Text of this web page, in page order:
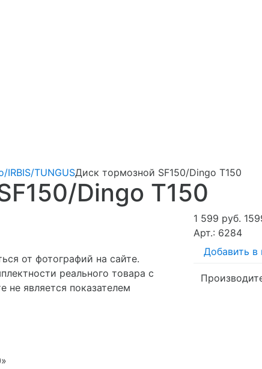
IRBIS/TUNGUSДиск тормозной SF150/Dingo T150
Dingo T150
от фотографий на сайте.
реального товара с
не является показателем
1 599 руб.
Арт.: 6284
Добавить в